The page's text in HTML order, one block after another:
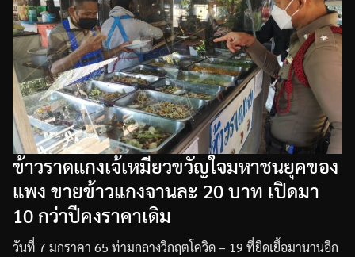
ข้าวราดแกงเจ้เหมียวขวัญใจมหาชนยุคของ
แพง ขายข้าวแกงจานละ 20 บาท เปิดมา
10 กว่าปีคงราคาเดิม
วันที่ 7 มกราคา 65 ท่ามกลางวิกฤตโควิด– 19 ที่ยืดเยื้อมานานอีก